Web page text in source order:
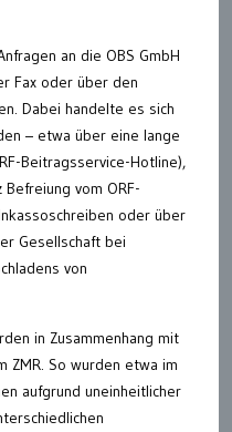
an die OBS GmbH
Fax oder über den
Dabei handelte es sich
– etwa über eine lange
Beitragsservice-Hotline),
vom ORF-
oder über
Gesellschaft bei
von
in Zusammenhang mit
ZMR. So wurden etwa im
aufgrund uneinheitlicher